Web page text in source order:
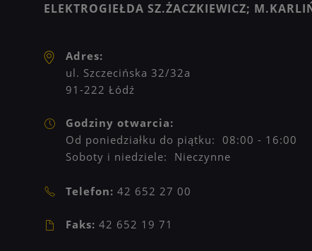
ELEKTROGIEŁDA SZ.ŻACZKIEWICZ;
Adres:
ul. Szczecińska 32/32a
91-222 Łódź
Godziny otwarcia:
Od poniedziałku do piątku: 08:00 - 16:00
Soboty i niedziele: Nieczynne
Telefon: 42 652 27 00
Faks: 42 652 19 71